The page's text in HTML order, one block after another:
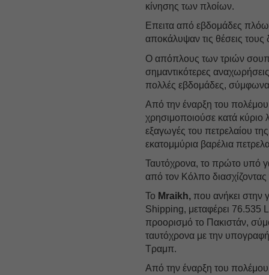
κίνησης των πλοίων.
Επειτα από εβδομάδες
αποκάλυψαν τις θέσεις
Ο απόπλους των τριών
σημαντικότερες
πολλές εβδομάδες,
Από την έναρξη του
χρησιμοποιούσε κατά κύριο
εξαγωγές του πετρελαίου
εκατομμύρια βαρέλια
Ταυτόχρονα, το πρώτο υπό
από τον Κόλπο
Το Mraikh, που ανήκει στην
Shipping, μεταφέρει 76.535
προορισμό το Πακιστάν,
ταυτόχρονα με την
Τραμπ.
Από την έναρξη του